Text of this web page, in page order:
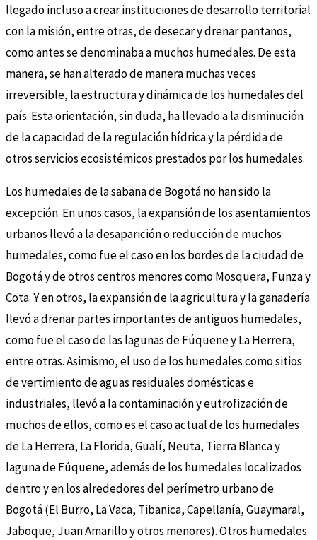
llegado incluso a crear instituciones de desarrollo territorial
con la misión, entre otras, de desecar y drenar pantanos,
como antes se denominaba a muchos humedales. De esta
manera, se han alterado de manera muchas veces
irreversible, la estructura y dinámica de los humedales del
país. Esta orientación, sin duda, ha llevado a la disminución
de la capacidad de la regulación hídrica y la pérdida de
otros servicios ecosistémicos prestados por los humedales.
Los humedales de la sabana de Bogotá no han sido la
excepción. En unos casos, la expansión de los asentamientos
urbanos llevó a la desaparición o reducción de muchos
humedales, como fue el caso en los bordes de la ciudad de
Bogotá y de otros centros menores como Mosquera, Funza y
Cota. Y en otros, la expansión de la agricultura y la ganadería
llevó a drenar partes importantes de antiguos humedales,
como fue el caso de las lagunas de Fúquene y La Herrera,
entre otras. Asimismo, el uso de los humedales como sitios
de vertimiento de aguas residuales domésticas e
industriales, llevó a la contaminación y eutrofización de
muchos de ellos, como es el caso actual de los humedales
de La Herrera, La Florida, Gualí, Neuta, Tierra Blanca y
laguna de Fúquene, además de los humedales localizados
dentro y en los alrededores del perímetro urbano de
Bogotá (El Burro, La Vaca, Tibanica, Capellanía, Guaymaral,
Jaboque, Juan Amarillo y otros menores). Otros humedales